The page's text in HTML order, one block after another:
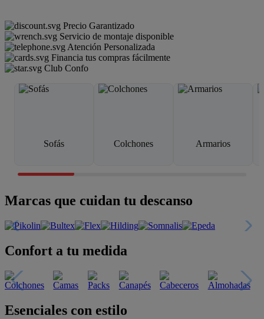
Precio Garantizado
Servicio de montaje disponible
Atención Personalizada
Financia tus compras fácilmente
Club Confo
Sofás Colchones Armarios
Marcas que cuidan tu descanso
Confort a tu medida
Esenciales con estilo